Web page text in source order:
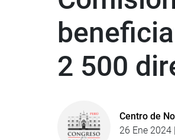
2 500
Centro de
26 Ene 2024